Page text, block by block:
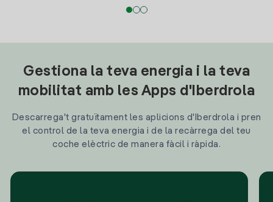
Gestiona la teva energia i la teva
mobilitat amb les Apps d'Iberdrola
Descarrega't gratuïtament les aplicions d'Iberdrola i pren
el control de la teva energia i de la recàrrega del teu
coche elèctric de manera fàcil i ràpida.